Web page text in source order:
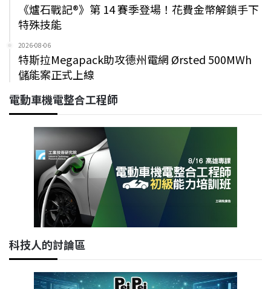
《爐石戰記®》第 14 賽季登場！花費金幣解鎖手下
特殊技能
2026-08-06
特斯拉Megapack助攻德州電網 Ørsted 500MWh
儲能案正式上線
電動車機電整合工程師
科技人的討論區